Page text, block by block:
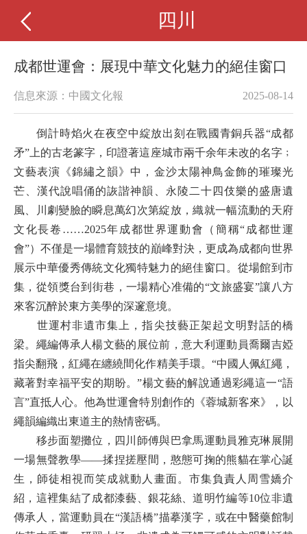
四川
成都世運會：展現中華文化魅力的絕佳窗口
信息來源：中國文化報 2025-08-14
倒計時焰火在夜空中綻放出刻在戰國青銅兵器“成都
矛”上的古老篆字，印證著這座城市兩千余年未改的名字﹔
文藝表演《錦繡之韻》中，金沙太陽神鳥金飾的璀璨光
芒、漢代說唱俑的詼諧神韻、永陵二十四伎樂的盛唐遺
風、川劇變臉的瞬息萬幻次第綻放，織就一幅流動的天府
文化長卷……2025年成都世界運動會（簡稱“成都世運
會”）不僅是一場體育競技的巔峰對決，更成為成都向世界
展示中華優秀傳統文化獨特魅力的絕佳窗口。從場館到市
集，從領獎台到街巷，一場精心准備的“文旅盛宴”讓八方
來客沉醉於東方美學的深邃意境。
世運村非遺市集上，指尖技藝正架起文明對話的橋
梁。繩編傳承人楊文藝的展位前，意大利運動員喬爾吉婭
指尖翻飛，紅繩在纏繞間化作精美手環。“中國人佩紅繩，
藏著對幸福平安的期盼。”楊文藝的解說通過彩繩這一“語
言”直抵人心。他為世運會特別創作的《蓉城新客來》，以
繩韻編織出東道主的熱情密碼。
移步面塑攤位，四川師傅與巴拿馬運動員雅克琳展開
一場無聲教學——揉捏搓壓間，憨態可掬的熊貓在掌心誕
生，師徒相視而笑成就動人畫面。市集負責人周雪嬌介
紹，這裡集結了成都漆藝、銀花絲、道明竹編等10位非遺
傳承人，當運動員在“漢語橋”描摹漢字，或在中醫藥館制